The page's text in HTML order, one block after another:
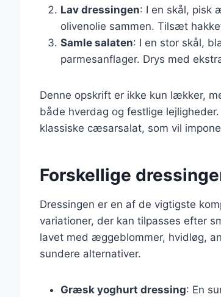
Lav dressingen: I en skål, pisk
olivenolie sammen. Tilsæt
Samle salaten: I en stor skål,
parmesanflager. Drys med
Denne opskrift er ikke kun lækker,
både hverdag og festlige
klassiske cæsarsalat, som vil
Forskellige
Dressingen er en af de vigtigste
variationer, der kan tilpasses efter
lavet med æggeblommer, hvidløg,
sundere alternativer.
Græsk yoghurt dressing: En